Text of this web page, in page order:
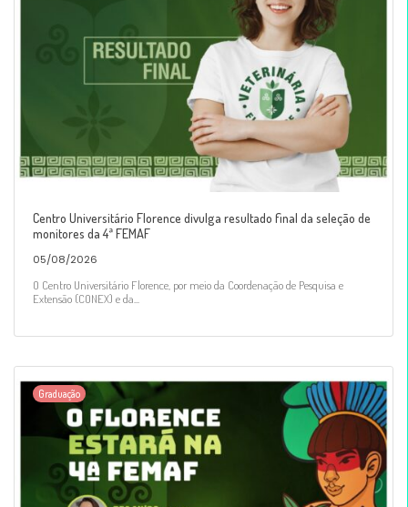
Centro Universitário Florence divulga resultado final da seleção de
monitores da 4ª FEMAF
05/08/2026
O Centro Universitário Florence, por meio da Coordenação de Pesquisa e
Extensão (CONEX) e da...
Graduação